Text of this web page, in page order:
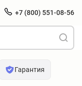
+7 (800) 551-08-56
Гарантия